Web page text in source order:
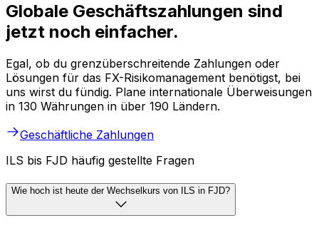
Globale Geschäftszahlungen sind
jetzt noch einfacher.
Egal, ob du grenzüberschreitende Zahlungen oder
Lösungen für das FX-Risikomanagement benötigst, bei
uns wirst du fündig. Plane internationale Überweisungen
in 130 Währungen in über 190 Ländern.
Geschäftliche Zahlungen
ILS bis FJD häufig gestellte Fragen
Wie hoch ist heute der Wechselkurs von ILS in FJD?